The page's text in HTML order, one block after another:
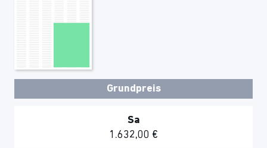
Grundpreis
Sa
1.632,00 €